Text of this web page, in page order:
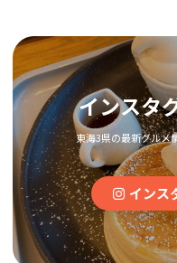
インスタ
東海3県の最新グルメ
インス